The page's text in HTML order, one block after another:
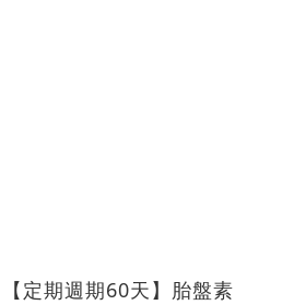
【定期週期60天】胎盤素